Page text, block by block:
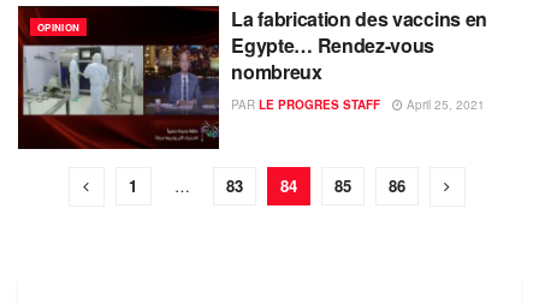
OPINION
La fabrication des vaccins en
Egypte… Rendez-vous
nombreux
PAR LE PROGRES STAFF April 25, 2021
1 … 83 84 85 86